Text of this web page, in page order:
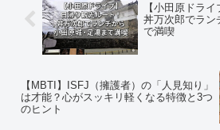
【小田原ドラ
丼万次郎でラン
で満喫
【MBTI】ISFJ（擁護者）の「人見知り」
は才能？心がスッキリ軽くなる特徴と3つ
のヒント